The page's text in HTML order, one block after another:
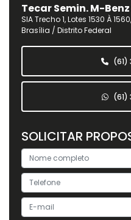
Tecar Semin. M-
SIA Trecho 1, Lotes 1530 À
Brasília / Distrito Federal
(61)
(61)
SOLICITAR